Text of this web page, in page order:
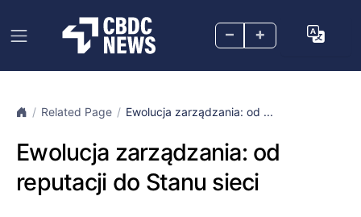
– +
Related Page Ewolucja zarządzania: od ...
Ewolucja zarządzania: od
reputacji do Stanu sieci